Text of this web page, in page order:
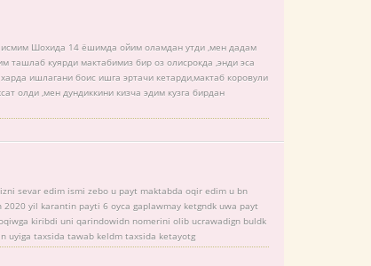
исмим Шохида 14 ёшимда ойим оламдан утди ,мен дадам
куярди мактабимиз бир оз олисрокда ,энди эса
ишлагани боис ишга эртачи кетарди,мактаб коровули
олди ,мен дундиккини кизча эдим кузга бирдан
sevar edim ismi zebo u payt maktabda oqir edim u bn
yil karantin payti 6 oyca gaplawmay ketgndk uwa payt
kiribdi uni qarindowidn nomerini olib ucrawadign buldk
uyiga taxsida tawab keldm taxsida ketayotg